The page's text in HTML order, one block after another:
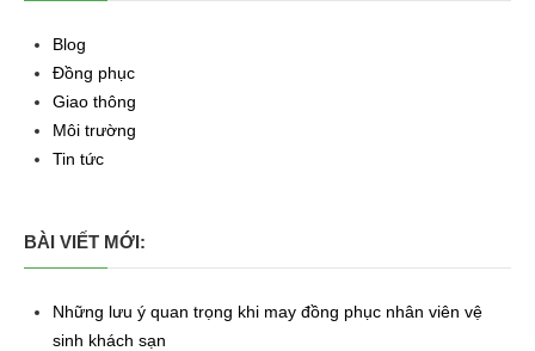
Blog
Đồng phục
Giao thông
Môi trường
Tin tức
BÀI VIẾT MỚI:
Những lưu ý quan trọng khi may đồng phục nhân viên vệ
sinh khách sạn